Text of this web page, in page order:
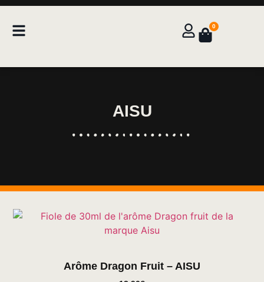
0
AISU
Arôme Dragon Fruit – AISU